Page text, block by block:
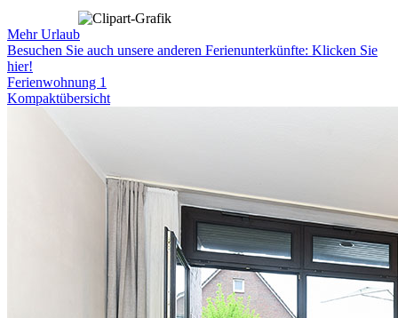
Mehr Urlaub
Besuchen Sie auch unsere anderen Ferienunterkünfte: Klicken Sie
hier!
Ferienwohnung 1
Kompaktübersicht